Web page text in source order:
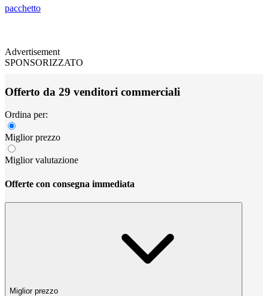
pacchetto
Advertisement
SPONSORIZZATO
Offerto da 29 venditori commerciali
Ordina per:
Miglior prezzo
Miglior valutazione
Offerte con consegna immediata
Miglior prezzo